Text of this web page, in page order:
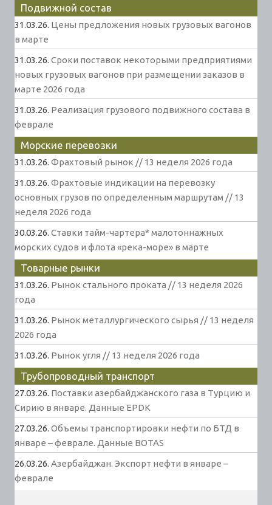
Подвижной состав
31.03.26. Цены предложения новых грузовых вагонов
в марте
31.03.26. Сроки поставок некоторыми предприятиями
новых грузовых вагонов при размещении заказов в
марте 2026 года
31.03.26. Реализация грузового подвижного состава в
феврале
Морские перевозки
31.03.26. Фрахтовый рынок // 13 неделя 2026 года
31.03.26. Фрахтовые индикации на перевозку
основных грузов по определенным маршрутам // 13
неделя 2026 года
30.03.26. Ставки тайм-чартера* малотоннажных
морских судов и флота «река-море» в марте
Товарные рынки
31.03.26. Рынок стального проката // 13 неделя 2026
года
31.03.26. Рынок металлургического сырья // 13 неделя
2026 года
31.03.26. Рынок угля // 13 неделя 2026 года
Трубопроводный транспорт
27.03.26. Поставки азербайджанского газа в Турцию и
Сирию в январе. Данные EPDK
27.03.26. Объемы транспортировки нефти по БТД в
январе – феврале. Данные BOTAS
26.03.26. Азербайджан. Экспорт нефти в январе –
феврале